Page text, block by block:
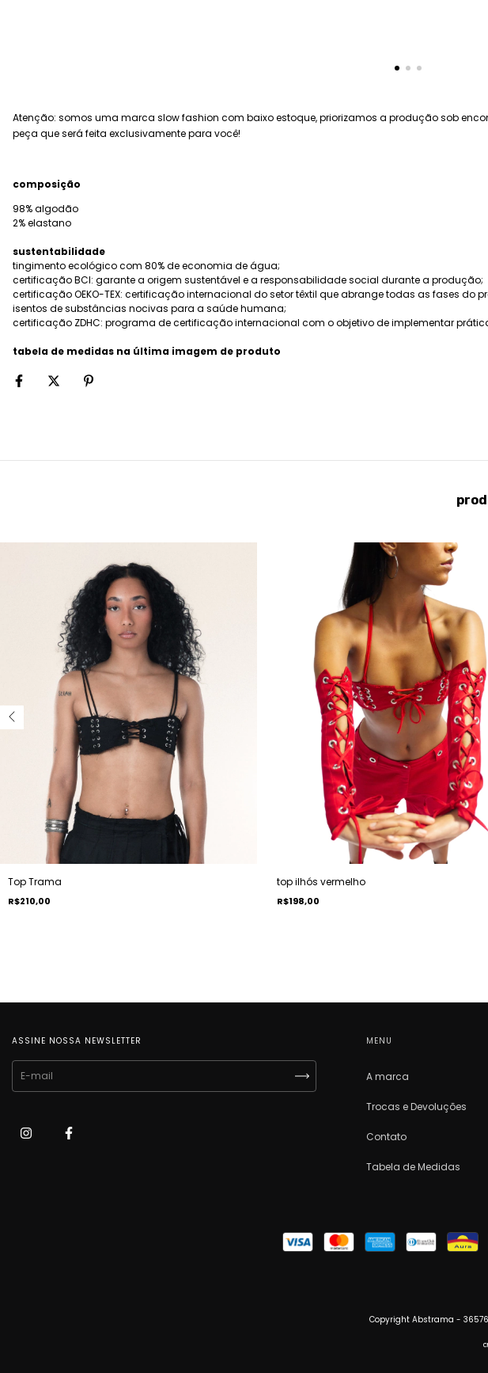
Atenção: somos uma marca slow fashion com baixo estoque, priorizamos a produção sob
peça que será feita exclusivamente para você!
composição
98% algodão
2% elastano
sustentabilidade
tingimento ecológico com 80% de economia de água;
certificação BCI: garante a origem sustentável e a responsabilidade social durante a produção;
certificação OEKO-TEX: certificação internacional do setor têxtil que abrange todas as fases
isentos de substâncias nocivas para a saúde humana;
certificação ZDHC: programa de certificação internacional com o objetivo de implementar
tabela de medidas na última imagem de produto
Top Trama
R$210,00
top ilhós vermelho
R$198,00
ASSINE NOSSA NEWSLETTER MENU
A marca
Trocas e Devoluções
Contato
Tabela de Medidas
Copyright Abstrama -